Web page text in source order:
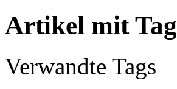
Artikel mit Tag
Verwandte Tags